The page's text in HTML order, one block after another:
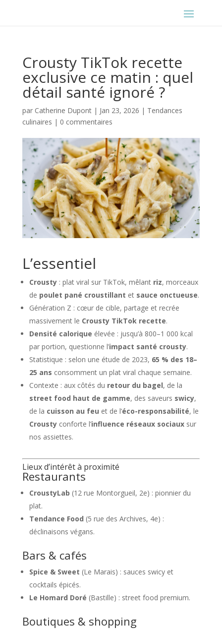
Crousty TikTok recette
exclusive ce matin : quel
détail santé ignoré ?
par Catherine Dupont| Jan 23, 2026 | Tendances
culinaires | 0 commentaires
L’essentiel
Crousty: plat viral sur TikTok, mêlant riz, morceaux
de poulet pané croustillant et sauce onctueuse.
Génération Z : cœur de cible, partage et recrée
massivement le Crousty TikTok recette.
Densité calorique élevée : jusqu’à 800–1 000 kcal
par portion, questionne l’impact santé crousty.
Statistique : selon une étude de 2023, 65 % des 18–
25 ans consomment un plat viral chaque semaine.
Contexte : aux côtés du retour du bagel, de la
street food haut de gamme, des saveurs swicy,
de la cuisson au feu et de l’éco-responsabilité, le
Croustyconforte l’influence réseaux sociauxsur
nos assiettes.
Lieux d’intérêt à proximité
Restaurants
CroustyLab (12 rue Montorgueil, 2e) : pionnier du
plat.
Tendance Food (5 rue des Archives, 4e) :
déclinaisons végans.
Bars & cafés
Spice & Sweet (Le Marais) : sauces swicy et
cocktails épicés.
Le Homard Doré (Bastille) : street food premium.
Boutiques & shopping